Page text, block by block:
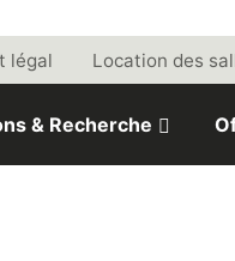
légal Location des
& Recherche